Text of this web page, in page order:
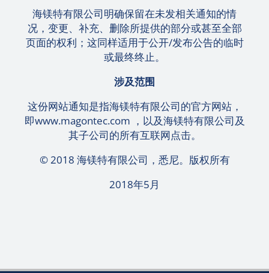
海镁特有限公司明确保留在未发相关通知的情
况，变更、补充、删除所提供的部分或甚至全部
页面的权利；这同样适用于公开/发布公告的临时
或最终终止。
涉及范围
这份网站通知是指海镁特有限公司的官方网站，
即www.magontec.com ，以及海镁特有限公司及
其子公司的所有互联网点击。
© 2018 海镁特有限公司，悉尼。版权所有
2018年5月